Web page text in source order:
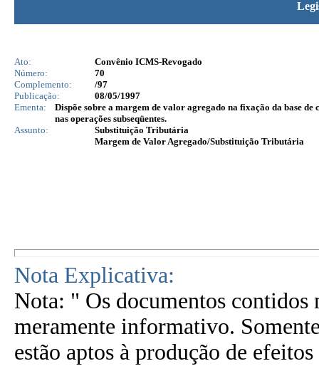
Ato:
Convênio ICMS-Revogado
Número:
70
Complemento:
/97
Publicação:
08/05/1997
Ementa:
Dispõe sobre a margem de valor agregado na fixação da base
nas operações subseqüentes.
Assunto:
Substituição Tributária
Margem de Valor Agregado/Substituição Tributária
Nota Explicativa:
Nota: " Os documentos contidos
meramente informativo.
estão aptos à produção de